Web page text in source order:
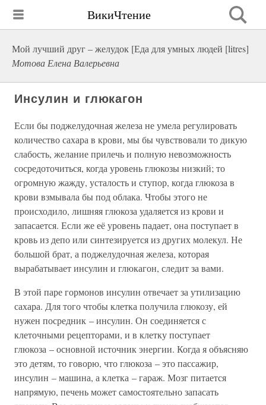
ВикиЧтение
Мой лучший друг – желудок [Еда для умных людей [litres]
Мотова Елена Валерьевна
Инсулин и глюкагон
Если бы поджелудочная железа не умела регулировать
количество сахара в крови, мы бы чувствовали то дикую
слабость, желание прилечь и полную невозможность
сосредоточиться, когда уровень глюкозы низкий; то
огромную жажду, усталость и ступор, когда глюкоза в
крови взмывала бы под облака. Чтобы этого не
происходило, лишняя глюкоза удаляется из крови и
запасается. Если же её уровень падает, она поступает в
кровь из депо или синтезируется из других молекул. Не
большой брат, а поджелудочная железа, которая
вырабатывает инсулин и глюкагон, следит за вами.
В этой паре гормонов инсулин отвечает за утилизацию
сахара. Для того чтобы клетка получила глюкозу, ей
нужен посредник – инсулин. Он соединяется с
клеточными рецепторами, и в клетку поступает
глюкоза – основной источник энергии. Когда я объясняю
это детям, то говорю, что глюкоза – это пассажир,
инсулин – машина, а клетка – гараж. Мозг питается
напрямую, печень может самостоятельно запасать